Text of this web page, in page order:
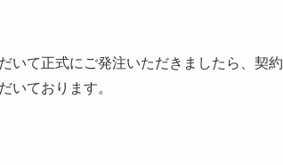
いて正式にご発注いただきましたら、契
いております。